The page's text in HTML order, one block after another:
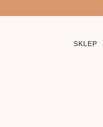
SKLEP